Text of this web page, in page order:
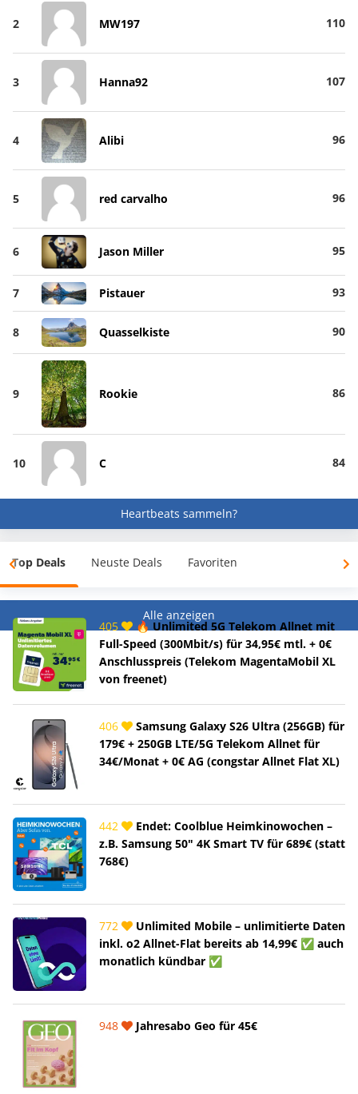
2 MW197 110
3 Hanna92 107
4 Alibi 96
5 red carvalho 96
6 Jason Miller 95
7 Pistauer 93
8 Quasselkiste 90
9 Rookie 86
10 C 84
Heartbeats sammeln?
Top Deals Neuste Deals Favoriten
Alle anzeigen
405
🔥 Unlimited 5G Telekom Allnet mit
Full-Speed (300Mbit/s) für 34,95€ mtl. + 0€
Anschlusspreis (Telekom MagentaMobil XL
von freenet)
406
Samsung Galaxy S26 Ultra (256GB) für
179€ + 250GB LTE/5G Telekom Allnet für
34€/Monat + 0€ AG (congstar Allnet Flat XL)
442
Endet: Coolblue Heimkinowochen –
z.B. Samsung 50" 4K Smart TV für 689€ (statt
768€)
772
Unlimited Mobile – unlimitierte Daten
inkl. o2 Allnet-Flat bereits ab 14,99€ ✅ auch
monatlich kündbar ✅
948 Jahresabo Geo für 45€